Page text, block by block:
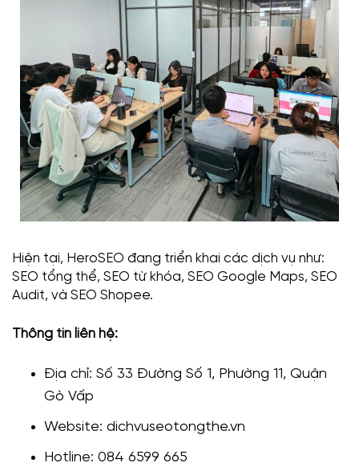
Hiện tại, HeroSEO đang triển khai các dịch vụ như:
SEO tổng thể, SEO từ khóa, SEO Google Maps, SEO
Audit, và SEO Shopee.
Thông tin liên hệ:
Địa chỉ: Số 33 Đường Số 1, Phường 11, Quận
Gò Vấp
Website: dichvuseotongthe.vn
Hotline: 084 6599 665